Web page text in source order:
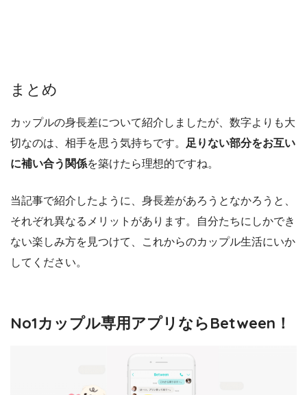
まとめ
カップルの身長差について紹介しましたが、数字よりも大
切なのは、相手を思う気持ちです。
足りない部分をお互い
に補い合う関係を築けたら理想的ですね。
当記事で紹介したように、身長差があろうとなかろうと、
それぞれ異なるメリットがあります。
自分たちにしかでき
ない楽しみ方を見つけて、これからのカップル生活にいか
してください。
No1カップル専用アプリならBetween！